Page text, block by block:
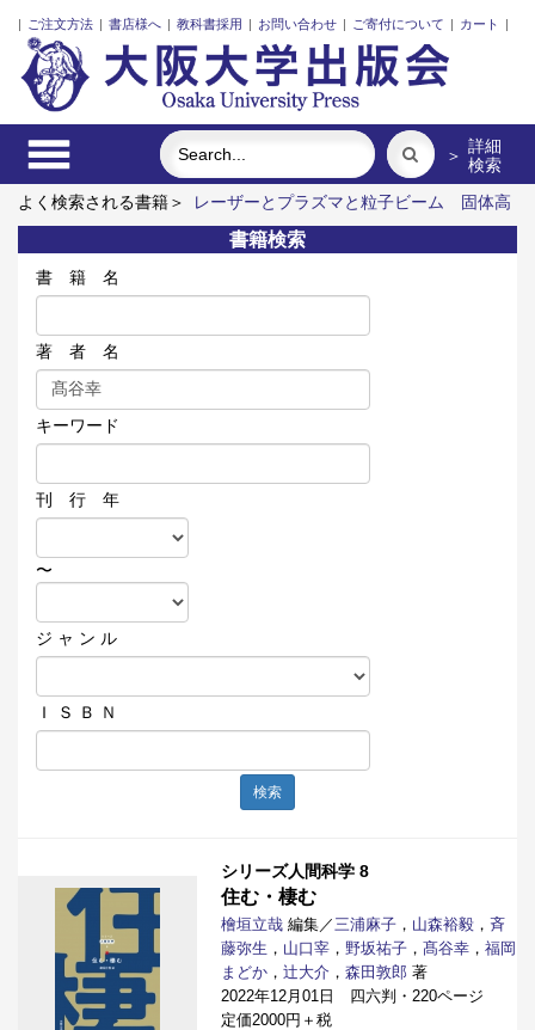
| ご注文方法 | 書店様へ | 教科書採用 | お問い合わせ | ご寄付について | カート |
＞ 詳細
検索
よく検索される書籍＞
レーザーとプラズマと粒子ビーム
固体高
分子形燃料電池要素材料・水素貯蔵材料の知的設計
アーミッシ
ュキルトを訪ねて
街に拓く大学
明治・大正・昭和の細菌学者
たち
食べる
書籍検索
書 籍 名
著 者 名
キーワード
刊 行 年
〜
ジ ャ ン ル
Ｉ Ｓ Ｂ Ｎ
検索
シリーズ人間科学 8
住む・棲む
檜垣立哉 編集／ 三浦麻子 ， 山森裕毅 ， 斉
藤弥生 ， 山口宰 ， 野坂祐子 ， 髙谷幸 ， 福岡
まどか ， 辻󠄀大介 ， 森田敦郎 著
2022年12月01日 四六判・220ページ
定価2000円＋税